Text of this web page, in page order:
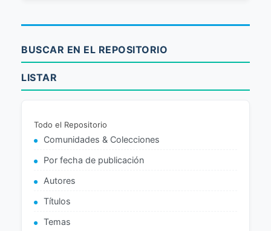
BUSCAR EN EL REPOSITORIO
LISTAR
Todo el Repositorio
Comunidades & Colecciones
Por fecha de publicación
Autores
Títulos
Temas